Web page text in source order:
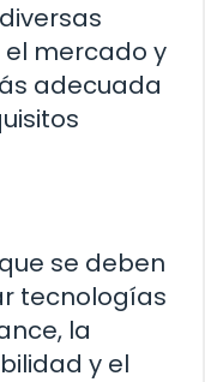
mercado y
adecuada
se deben
tecnologías
la
y el